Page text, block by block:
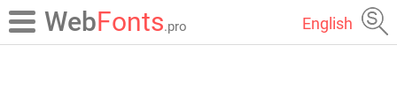
WebFonts.pro English